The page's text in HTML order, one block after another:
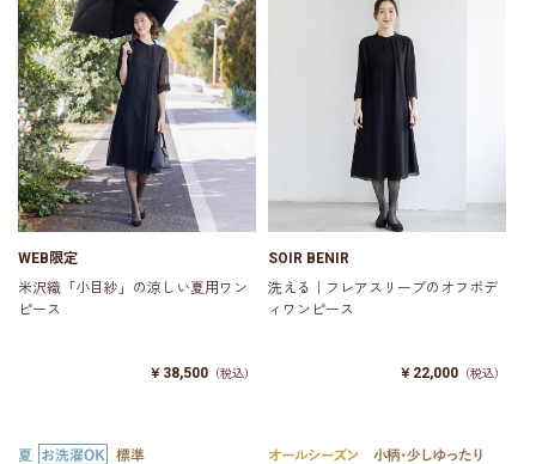
WEB限定
米沢織「小目紗」の涼しい夏用ワン
ピース
￥38,500 （税込）
SOIR BENIR
洗える｜フレアスリーブのオフボデ
ィワンピース
￥22,000 （税込）